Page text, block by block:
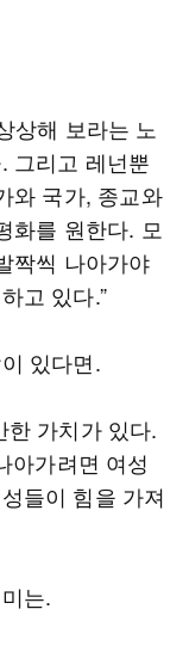
상해 보라는 노
그리고 레넌뿐
와 국가, 종교와
화를 원한다. 모
짝씩 나아가야
고 있다.”
있다면.
한 가치가 있다.
아가려면 여성
들이 힘을 가져
는.